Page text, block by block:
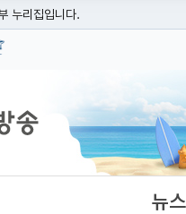
누리집입니다.
소를 사용하고 있다면 아래 URL에
뉴스